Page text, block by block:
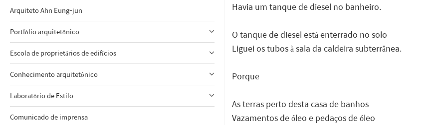
Arquiteto Ahn Eung-jun
Portfólio arquitetônico
Escola de proprietários de edifícios
Conhecimento arquitetônico
Laboratório de Estilo
Comunicado de imprensa
Havia um tanque de diesel no banheiro.
O tanque de diesel está enterrado no solo
Liguei os tubos à sala da caldeira subterrânea.
Porque
As terras perto desta casa de banhos
Vazamentos de óleo e pedaços de óleo